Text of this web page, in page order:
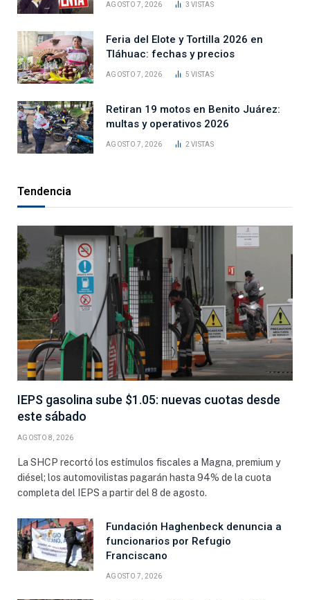
AGOSTO 7, 2026 3VISTAS
Feria del Elote y Tortilla 2026 en
Tláhuac: fechas y precios
AGOSTO 7, 2026 5VISTAS
Retiran 19 motos en Benito Juárez:
multas y operativos 2026
AGOSTO 7, 2026 2VISTAS
Tendencia
IEPS gasolina sube $1.05: nuevas cuotas desde
este sábado
AGOSTO 8, 2026
La SHCP recortó los estímulos fiscales a Magna, premium y
diésel; los automovilistas pagarán hasta 94% de la cuota
completa del IEPS a partir del 8 de agosto.
Fundación Haghenbeck denuncia a
funcionarios por Refugio
Franciscano
AGOSTO 7, 2026